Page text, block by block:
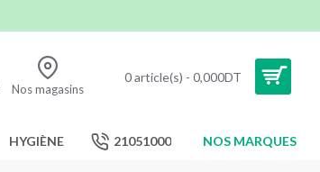
Nos magasins
0 article(s) - 0,000DT
HYGIÈNE 21051000 NOS MARQUES